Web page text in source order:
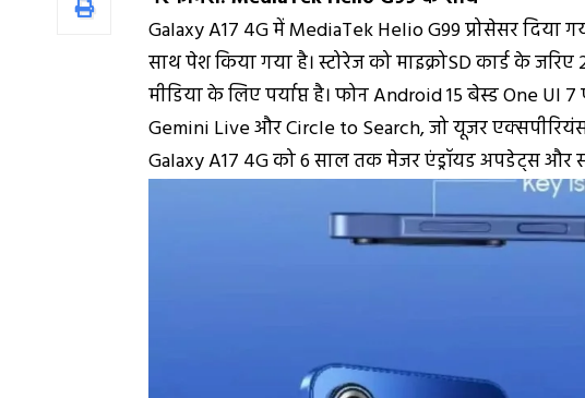
Galaxy A17 4G में MediaTek Helio G99 प्रोसेसर दिया
साथ पेश किया गया है। स्टोरेज को माइक्रोSD कार्ड के
मीडिया के लिए पर्याप्त है। फोन Android 15 बेस्ड One
Gemini Live और Circle to Search, जो यूजर
Galaxy A17 4G को 6 साल तक मेजर एंड्रॉयड अपडेट्स और